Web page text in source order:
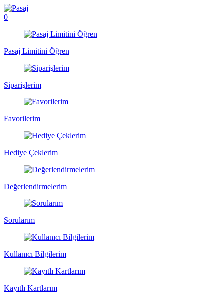
0
Pasaj Limitini Öğren
Siparişlerim
Favorilerim
Hediye Çeklerim
Değerlendirmelerim
Sorularım
Kullanıcı Bilgilerim
Kayıtlı Kartlarım